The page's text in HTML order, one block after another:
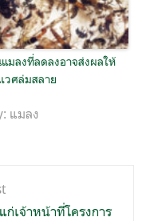
มลงที่ลดลงอาจส่งผลให้
วศล่มสลาย
แมลง
ก่เจ้าหน้าที่โครงการ